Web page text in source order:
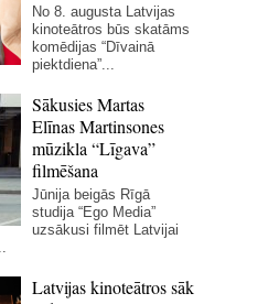
No 8. augusta Latvijas
kinoteātros būs skatāms
komēdijas “Dīvainā
piektdiena”...
Sākusies Martas
Elīnas Martinsones
mūzikla “Līgava”
filmēšana
Jūnija beigās Rīgā
studija “Ego Media”
uzsākusi filmēt Latvijai
Latvijas kinoteātros sāk